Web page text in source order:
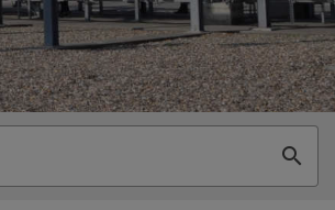
search